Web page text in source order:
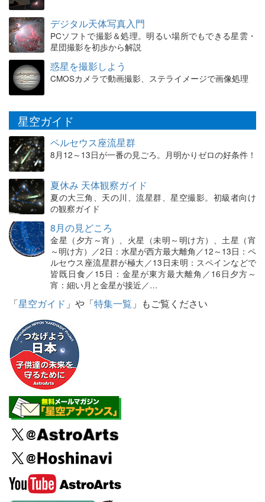
デジタル天体写真入門
PCソフトで撮影＆処理。明るい場所でもできる星雲・
星団撮影を初歩から解説
惑星を撮影しよう
CMOSカメラで動画撮影、ステライメージで画像処理
星空ガイド
ペルセウス座流星群
8月12～13日が一番の見ごろ。月明かりゼロの好条件！
夏休み 天体観察ガイド
夏の大三角、天の川、流星群、星空撮影。初級者向け
の観察ガイド
8月の見どころ
金星（夕方～宵）、火星（未明～明け方）、土星（宵
～明け方）／2日：水星が西方最大離角／12～13日：ペ
ルセウス座流星群が極大／13日未明：スペインなどで
皆既日食／15日：金星が東方最大離角／16日夕方～
宵：細い月と金星が接近／…
「星空ガイド 」や「特集一覧 」もご覧ください